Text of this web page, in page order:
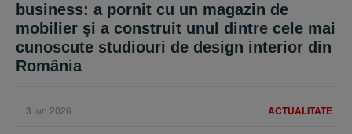
business: a pornit cu un magazin de
mobilier şi a construit unul dintre cele mai
cunoscute studiouri de design interior din
România
ACTUALITATE
3 iun 2026